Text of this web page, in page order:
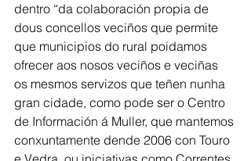
dentro “da colaboración propia de
dous concellos veciños que permite
que municipios do rural poidamos
ofrecer aos nosos veciños e veciñas
os mesmos servizos que teñen nunha
gran cidade, como pode ser o Centro
de Información á Muller, que mantemos
conxuntamente dende 2006 con Touro